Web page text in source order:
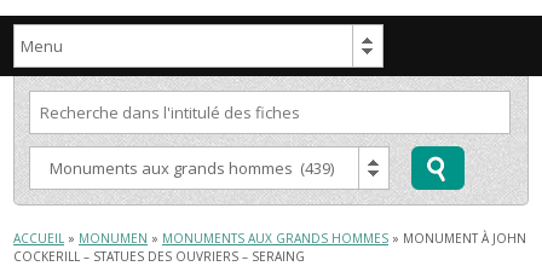
ACCUEIL » MONUMEN » MONUMENTS AUX GRANDS HOMMES » MONUMENT À JOHN
COCKERILL – STATUES DES OUVRIERS – SERAING